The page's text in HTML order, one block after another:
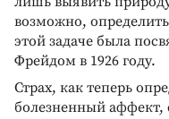
возможно,
этой задаче была
Фрейдом в 1926 году.
Страх, как теперь
болезненный